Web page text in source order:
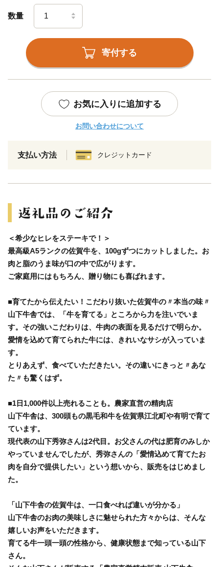
数量
寄付する
お気に入りに追加する
お問い合わせについて
支払い方法 クレジットカード
＜希少なヒレをステーキで！＞
最高級A5ランクの佐賀牛を、100gずつにカットしました。お
肉と脂のうま味が口の中で広がります。
ご家庭用にはもちろん、贈り物にも喜ばれます。
■育てたから伝えたい！こだわり抜いた佐賀牛の〃本当の味〃
山下牛舎では、「牛を育てる」ところから力を注いでいま
す。その強いこだわりは、牛肉の表面を見るだけで明らか。
愛情を込めて育てられた牛には、きれいなサシが入っていま
す。
とりあえず、食べていただきたい。その違いにきっと〃あな
た〃も驚くはず。
■1日1,000件以上売れることも。農家直営の精肉店
山下牛舎は、300頭もの黒毛和牛を佐賀県江北町や有明で育て
ています。
現代表の山下秀弥さんは2代目。お父さんの代は肥育のみしか
やっていませんでしたが、秀弥さんの「愛情込めて育てたお
肉を自分で提供したい」という想いから、販売をはじめまし
た。
「山下牛舎の佐賀牛は、一口食べれば違いが分かる」
山下牛舎のお肉の美味しさに魅せられた方々からは、そんな
嬉しいお声をいただきます。
育てる牛一頭一頭の性格から、健康状態まで知っている山下
さん。